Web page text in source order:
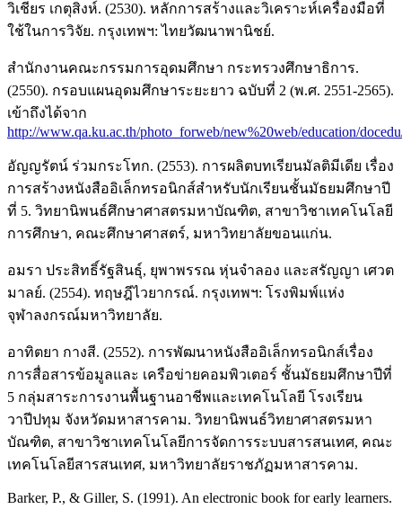
วิเชียร เกตุสิงห์. (2530). หลักการสร้างและวิเคราะห์เครื่องมือที่
ใช้ในการวิจัย. กรุงเทพฯ: ไทยวัฒนาพานิชย์.
สำนักงานคณะกรรมการอุดมศึกษา กระทรวงศึกษาธิการ.
(2550). กรอบแผนอุดมศึกษาระยะยาว ฉบับที่ 2 (พ.ศ. 2551-2565).
เข้าถึงได้จาก
http://www.qa.ku.ac.th/photo_forweb/new%20web/education/
อัญญรัตน์ ร่วมกระโทก. (2553). การผลิตบทเรียนมัลติมีเดีย เรื่อง
การสร้างหนังสืออิเล็กทรอนิกส์สำหรับนักเรียนชั้นมัธยมศึกษาปี
ที่ 5. วิทยานิพนธ์ศึกษาศาสตรมหาบัณฑิต, สาขาวิชาเทคโนโลยี
การศึกษา, คณะศึกษาศาสตร์, มหาวิทยาลัยขอนแก่น.
อมรา ประสิทธิ์รัฐสินธุ์, ยุพาพรรณ หุ่นจำลอง และสรัญญา เศวต
มาลย์. (2554). ทฤษฎีไวยากรณ์. กรุงเทพฯ: โรงพิมพ์แห่ง
จุฬาลงกรณ์มหาวิทยาลัย.
อาทิตยา กางสี. (2552). การพัฒนาหนังสืออิเล็กทรอนิกส์เรื่อง
การสื่อสารข้อมูลและ เครือข่ายคอมพิวเตอร์ ชั้นมัธยมศึกษาปีที่
5 กลุ่มสาระการงานพื้นฐานอาชีพและเทคโนโลยี โรงเรียน
วาปีปทุม จังหวัดมหาสารคาม. วิทยานิพนธ์วิทยาศาสตรมหา
บัณฑิต, สาขาวิชาเทคโนโลยีการจัดการระบบสารสนเทศ, คณะ
เทคโนโลยีสารสนเทศ, มหาวิทยาลัยราชภัฏมหาสารคาม.
Barker, P., & Giller, S. (1991). An electronic book for early learners.